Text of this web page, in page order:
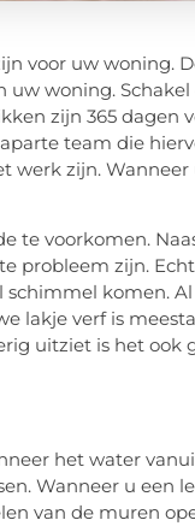
voor uw woning.
woning.
zijn 365 dagen
team die
werk zijn. Wanneer
te voorkomen.
probleem zijn.
schimmel komen.
lakje verf is
uitziet is het ook
het water
Wanneer u een
van de muren